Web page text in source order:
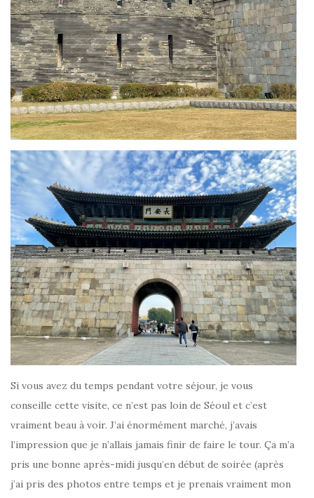
Si vous avez du temps pendant votre séjour, je vous
conseille cette visite, ce n’est pas loin de Séoul et c’est
vraiment beau à voir. J’ai énormément marché, j’avais
l’impression que je n’allais jamais finir de faire le tour. Ça m’a
pris une bonne après-midi jusqu’en début de soirée (après
j’ai pris des photos entre temps et je prenais vraiment mon